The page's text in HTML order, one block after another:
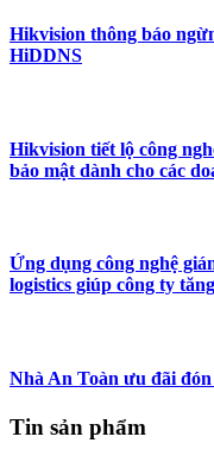
Hikvision thông báo
HiDDNS
Hikvision tiết lộ công
bảo mật dành cho các
Ứng dụng công nghệ
logistics giúp công ty
Nhà An Toàn ưu đãi đón
Tin sản phẩm